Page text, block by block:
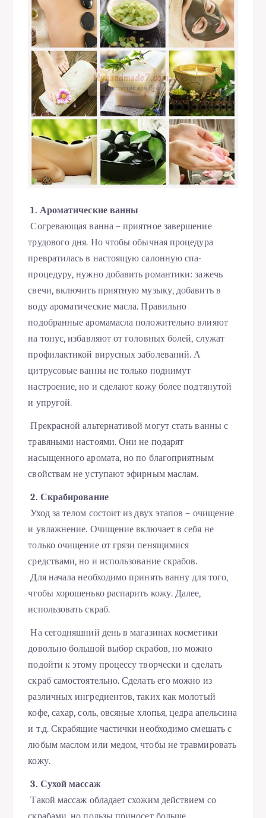
1. Ароматические ванны
Согревающая ванна – приятное завершение
трудового дня. Но чтобы обычная процедура
превратилась в настоящую салонную спа-
процедуру, нужно добавить романтики: зажечь
свечи, включить приятную музыку, добавить в
воду ароматические масла. Правильно
подобранные аромамасла положительно влияют
на тонус, избавляют от головных болей, служат
профилактикой вирусных заболеваний. А
цитрусовые ванны не только поднимут
настроение, но и сделают кожу более подтянутой
и упругой.
Прекрасной альтернативой могут стать ванны с
травяными настоями. Они не подарят
насыщенного аромата, но по благоприятным
свойствам не уступают эфирным маслам.
2. Скрабирование
Уход за телом состоит из двух этапов – очищение
и увлажнение. Очищение включает в себя не
только очищение от грязи пенящимися
средствами, но и использование скрабов.
Для начала необходимо принять ванну для того,
чтобы хорошенько распарить кожу. Далее,
использовать скраб.
На сегодняшний день в магазинах косметики
довольно большой выбор скрабов, но можно
подойти к этому процессу творчески и сделать
скраб самостоятельно. Сделать его можно из
различных ингредиентов, таких как молотый
кофе, сахар, соль, овсяные хлопья, цедра апельсина
и т.д. Скрабящие частички необходимо смешать с
любым маслом или медом, чтобы не травмировать
кожу.
3. Сухой массаж
Такой массаж обладает схожим действием со